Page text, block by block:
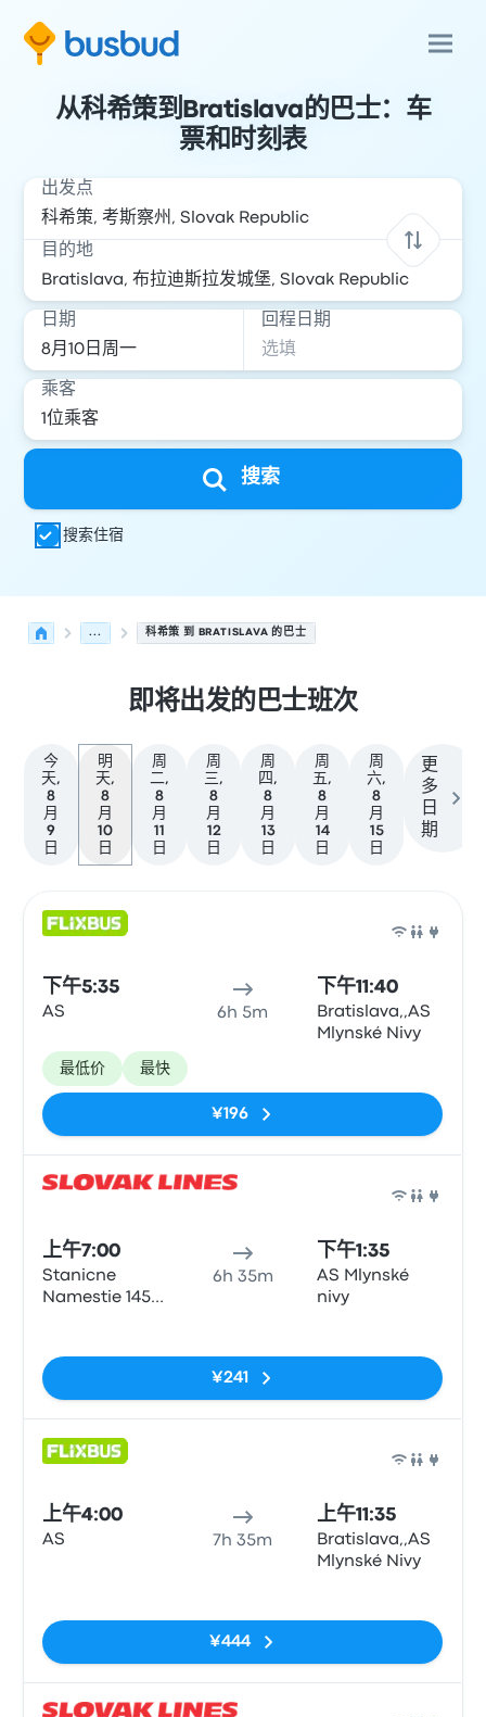
从科希策到Bratislava的巴士：车
票和时刻表
出发点
目的地
日期 回程日期
乘客
搜索
搜索住宿
... 科希策 到 BRATISLAVA 的巴士
即将出发的巴士班次
今
天,
8
月
9
日
明
天,
8
月
10
日
周
二,
8
月
11
日
周
三,
8
月
12
日
周
四,
8
月
13
日
周
五,
8
月
14
日
周
六,
8
月
15
日
更
多
日
期
下午5:35
AS 6h 5m
下午11:40
Bratislava,,AS
Mlynské Nivy
最低价 最快
¥196
上午7:00
Stanicne
Namestie 1458
6h 35m
下午1:35
AS Mlynské
nivy
¥241
上午4:00
AS 7h 35m
上午11:35
Bratislava,,AS
Mlynské Nivy
¥444